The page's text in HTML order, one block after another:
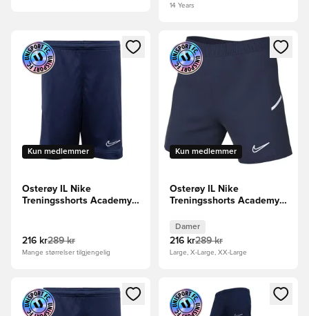
14 Years
Åpner en Modal for å logge inn eller registrere deg som
Kun medlemmer
Osterøy IL Nike
Treningsshorts Academy
216 kr289 kr
Mange størrelser tilgjengelig
Åpner en Modal for å logge
Kun medlemmer
Osterøy IL Nike
Treningsshorts Academy
Damer
216 kr289 kr
Large, X-Large, XX-Large
Åpner en Modal for å logge inn eller registrere deg som
Åpner en Modal for å logge